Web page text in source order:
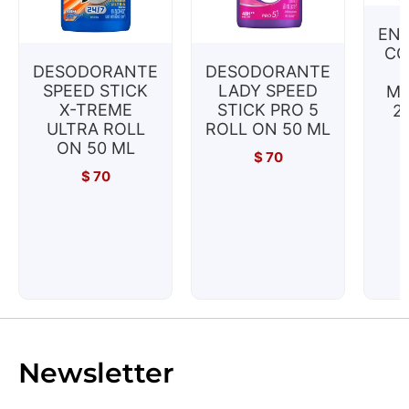
DESODORANTE
SPEED STICK
X-TREME
ULTRA ROLL
ON 50 ML
$70
DESODORANTE
LADY SPEED
STICK PRO 5
ROLL ON 50 ML
$70
Newsletter